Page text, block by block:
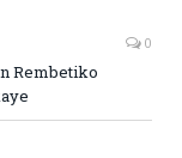
0
Rembetiko